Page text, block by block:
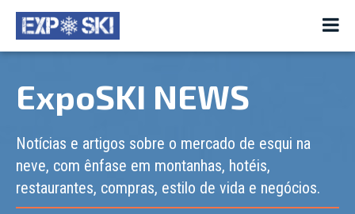
ExpoSKI NEWS
Notícias e artigos sobre o mercado de esqui na
neve, com ênfase em montanhas, hotéis,
restaurantes, compras, estilo de vida e negócios.